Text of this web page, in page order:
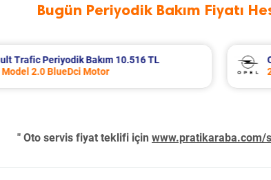
Bugün Periyodik Bakım Fiyatı
Opel Corsa Periyodik Bakım 7.133 TL
2015 Model 1.2 Motor
" Oto servis fiyat teklifi için www.pratikaraba.com/